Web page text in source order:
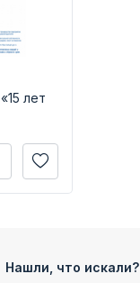
лет
Нашли, что искали?